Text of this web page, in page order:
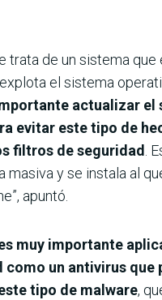
trata de un sistema
el sistema
actualizar el
evitar este tipo de
filtros de seguridad .
masiva y se instala al
apuntó.
muy importante
como un antivirus que
tipo de malware,